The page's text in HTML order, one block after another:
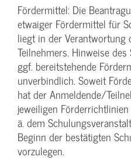
Fördermittel: Die
etwaiger Fördermittel für
liegt in der
Teilnehmers. Hinweise
ggf. bereitstehende
unverbindlich. Soweit
hat der Anmeldende/­
jeweiligen
ä. dem
Beginn der bestätigten
vorzulegen.